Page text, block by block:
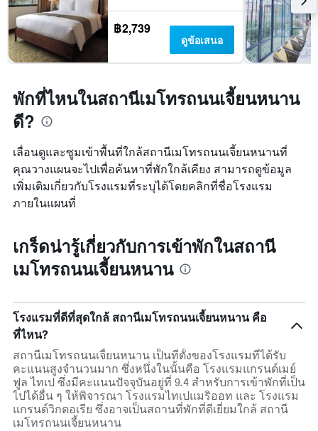
฿2,739
ดูข้อเสนอ
พักที่ไหนในสถานีเมโทรถนนเจี้ยนหนาน
ดี?
เลื่อนดูและซูมเข้าพื้นที่ใกล้สถานีเมโทรถนนเจี้ยนหนานที่
คุณวางแผนจะไปเพื่อค้นหาที่พักใกล้เคียง สามารถดูข้อมูล
เพิ่มเติมเกี่ยวกับโรงแรมที่ระบุได้โดยคลิกที่ชื่อโรงแรม
ภายในแผนที่
เกร็ดน่ารู้เกี่ยวกับการเข้าพักในสถานี
เมโทรถนนเจี้ยนหนาน
โรงแรมที่ดีที่สุดใกล้ สถานีเมโทรถนนเจี้ยนหนาน คือ
ที่ไหน?
สถานีเมโทรถนนเจี้ยนหนาน เป็นที่ตั้งของโรงแรมที่ได้รับ
คะแนนสูงจำนวนมาก ซึ่งหนึ่งในนั้นคือ โรงแรมแกรนด์เมย์
ฟูล ไทเป ซึ่งมีคะแนนปัจจุบันอยู่ที่ 9.4 สำหรับการเข้าพักที่เป็น
ไปได้อื่น ๆ ให้พิจารณา โรงแรมไทเปแมริออท และ โรงแรม
แกรนด์วิกตอเรีย ซึ่งอาจเป็นสถานที่พักที่ดีเยี่ยมใกล้ สถานี
เมโทรถนนเจี้ยนหนาน